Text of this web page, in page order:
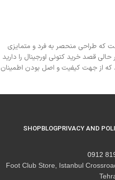
که طراحی منحصر به فرد و متمایزی
قصد خرید کتونی اورجینال را دارید
که از جهت کیفیت و اصل بودن اطمینان
PRIVACY AND
BLOG
SHOP
Foot Club Store, Istanbul